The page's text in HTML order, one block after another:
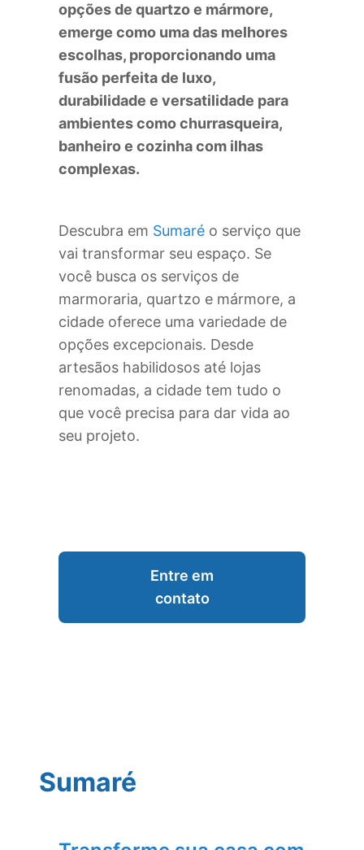
opções de quartzo e mármore,
emerge como uma das melhores
escolhas, proporcionando uma
fusão perfeita de luxo,
durabilidade e versatilidade para
ambientes como churrasqueira,
banheiro e cozinha com ilhas
complexas.
Descubra em Sumaré o serviço que
vai transformar seu espaço. Se
você busca os serviços de
marmoraria, quartzo e mármore, a
cidade oferece uma variedade de
opções excepcionais. Desde
artesãos habilidosos até lojas
renomadas, a cidade tem tudo o
que você precisa para dar vida ao
seu projeto.
Entre em
contato
Sumaré